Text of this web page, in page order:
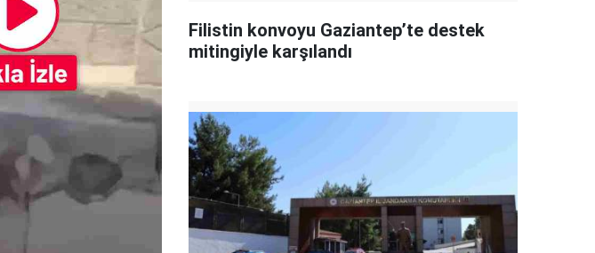
Filistin konvoyu Gaziantep’te destek
mitingiyle karşılandı